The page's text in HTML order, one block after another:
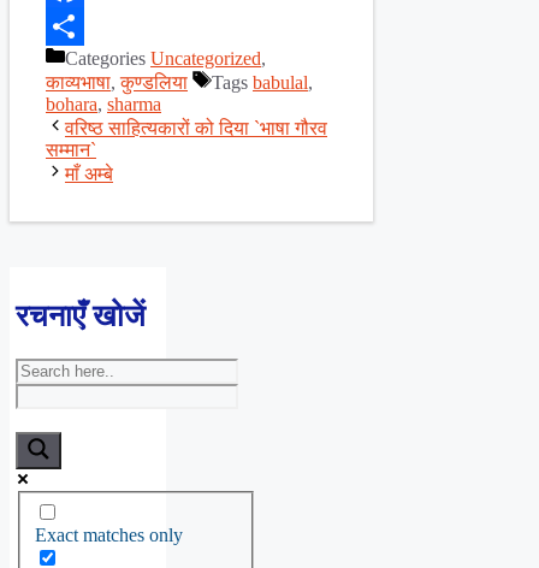
Facebook
ShareCategories Uncategorized,
काव्यभाषा,कुण्डलिया Tags babulal,
bohara, sharma
वरिष्ठ साहित्यकारों को दिया `भाषा गौरव
सम्मान`
माँ अम्बे
रचनाएँ खोजें
Exact matches only